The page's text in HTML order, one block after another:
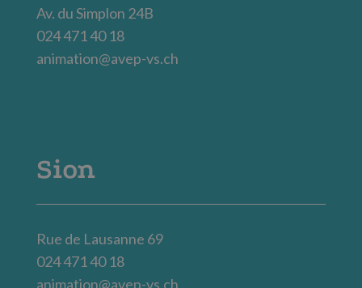
Av. du Simplon 24B
024 471 40 18
animation@avep-vs.ch
Sion
Rue de Lausanne 69
024 471 40 18
animation@avep-vs.ch